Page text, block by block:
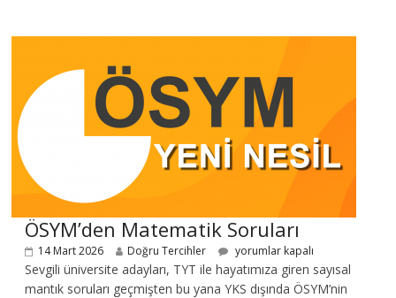
ÖSYM’den Matematik Soruları
14 Mart 2026 Doğru Tercihler yorumlar kapalı
Sevgili üniversite adayları, TYT ile hayatımıza giren sayısal
mantık soruları geçmişten bu yana YKS dışında ÖSYM’nin